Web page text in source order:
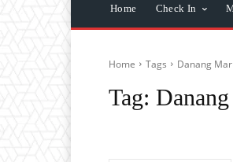
Home Check In
Home Tags Danang
Tag: